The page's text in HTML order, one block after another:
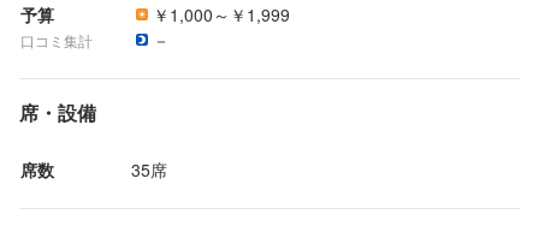
予算
口コミ集計
￥1,000～￥1,999
－
席・設備
席数 35席